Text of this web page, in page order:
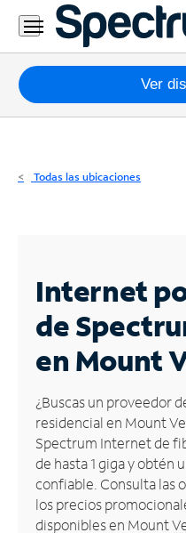
Residencial
Business
Paquetes
Internet
Business
Contáctanos
Inglés
Administrar
cuenta
Encuentra
una
tienda
Ver
Todas las ubicaciones
Internet
de
en Mount
¿Buscas un proveedor
residencial en Mount
Spectrum Internet de
de hasta 1 giga y obtén
confiable. Consulta las
los precios
disponibles en Mount